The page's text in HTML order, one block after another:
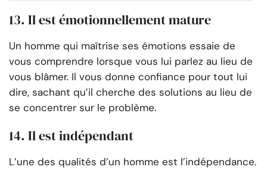
13. Il est émotionnellement mature
Un homme qui maîtrise ses émotions essaie de
vous comprendre lorsque vous lui parlez au lieu de
vous blâmer. Il vous donne confiance pour tout lui
dire, sachant qu’il cherche des solutions au lieu de
se concentrer sur le problème.
14. Il est indépendant
L’une des qualités d’un homme est l’indépendance.